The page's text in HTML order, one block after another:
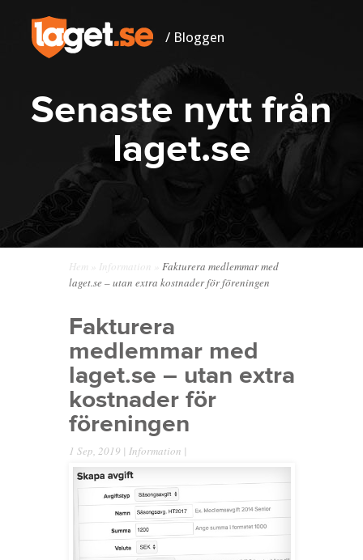
/ Bloggen
Senaste nytt från
laget.se
Hem Information
Fakturera medlemmar med
laget.se – utan extra kostnader för föreningen
Fakturera
medlemmar med
laget.se – utan extra
kostnader för
föreningen
1 Sep, 2019 | Information |